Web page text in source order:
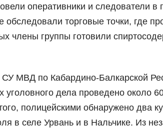
оперативники и следователи в
обследовали торговые точки, где
члены группы готовили
МВД по Кабардино-Балкарской
дела проведено около
полицейскими обнаружено два
в селе Урвань и в Нальчике. Из